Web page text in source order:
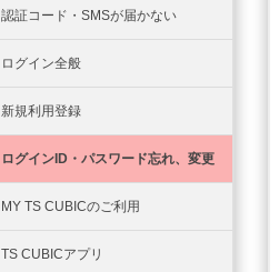
認証コード・SMSが届かない
ログイン全般
新規利用登録
ログインID・パスワード忘れ、変更
MY TS CUBICのご利用
TS CUBICアプリ